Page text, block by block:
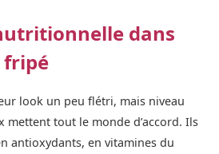
dans
look un peu flétri, mais niveau
mettent tout le monde d’accord. Ils
antioxydants, en vitamines du